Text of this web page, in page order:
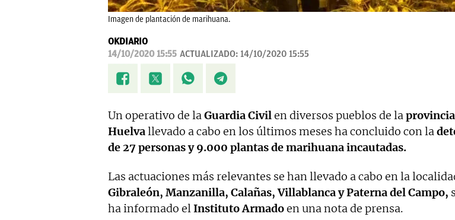
Imagen de plantación de marihuana.
OKDIARIO
14/10/2020 15:55 ACTUALIZADO: 14/10/2020 15:55
Un operativo de laGuardia Civilen diversos pueblos de la
Huelvallevado a cabo en los últimos meses ha concluido con la
de 27 personas y 9.000 plantas de marihuana incautadas.
Las actuaciones más relevantes se han llevado a cabo en la
Gibraleón, Manzanilla, Calañas, Villablanca y Paterna del Campo,
ha informado elInstituto Armadoen una nota de prensa.